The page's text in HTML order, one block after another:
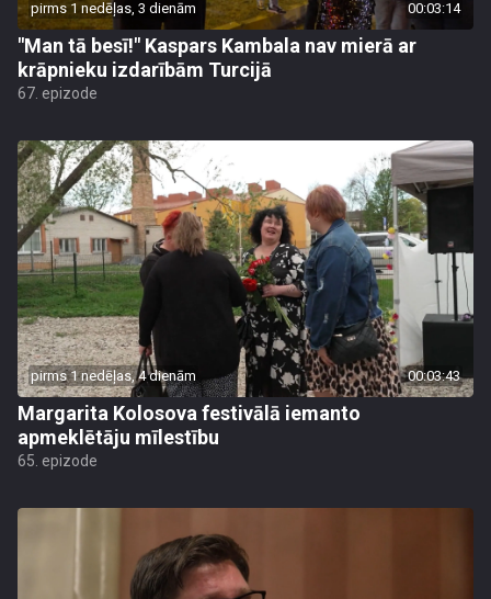
pirms 1 nedēļas, 3 dienām 00:03:14
"Man tā besī!" Kaspars Kambala nav mierā ar
krāpnieku izdarībām Turcijā
67. epizode
pirms 1 nedēļas, 4 dienām 00:03:43
Margarita Kolosova festivālā iemanto
apmeklētāju mīlestību
65. epizode